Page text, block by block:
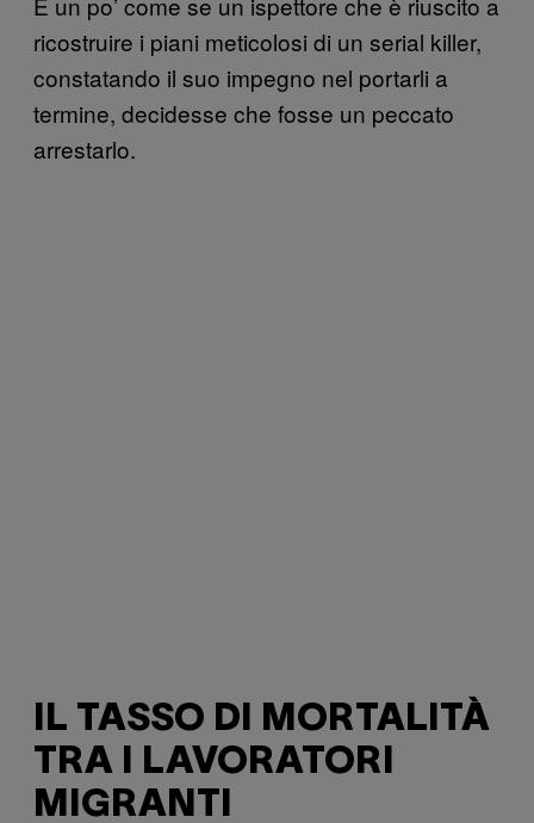
ricostruire i piani meticolosi di un serial killer,
constatando il suo impegno nel portarli a
termine, decidesse che fosse un peccato
arrestarlo.
IL TASSO DI MORTALITÀ
TRA I LAVORATORI
MIGRANTI